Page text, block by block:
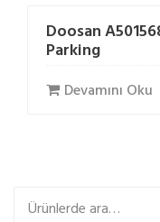
Doosan
Parking
Devamını Oku